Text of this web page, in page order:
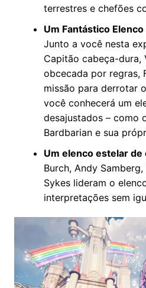
terrestres e chefões
Um Fantástico
Junto a você nesta
Capitão cabeça-dura,
obcecada por regras,
missão para derrotar
você conhecerá um
desajustados – como
Bardbarian e sua
Um elenco estelar de
Burch, Andy
Sykes lideram o
interpretações sem